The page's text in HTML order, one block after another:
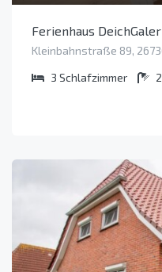
Ferienhaus
Kleinbahnstraße 89,
3 Schlafzimmer 2